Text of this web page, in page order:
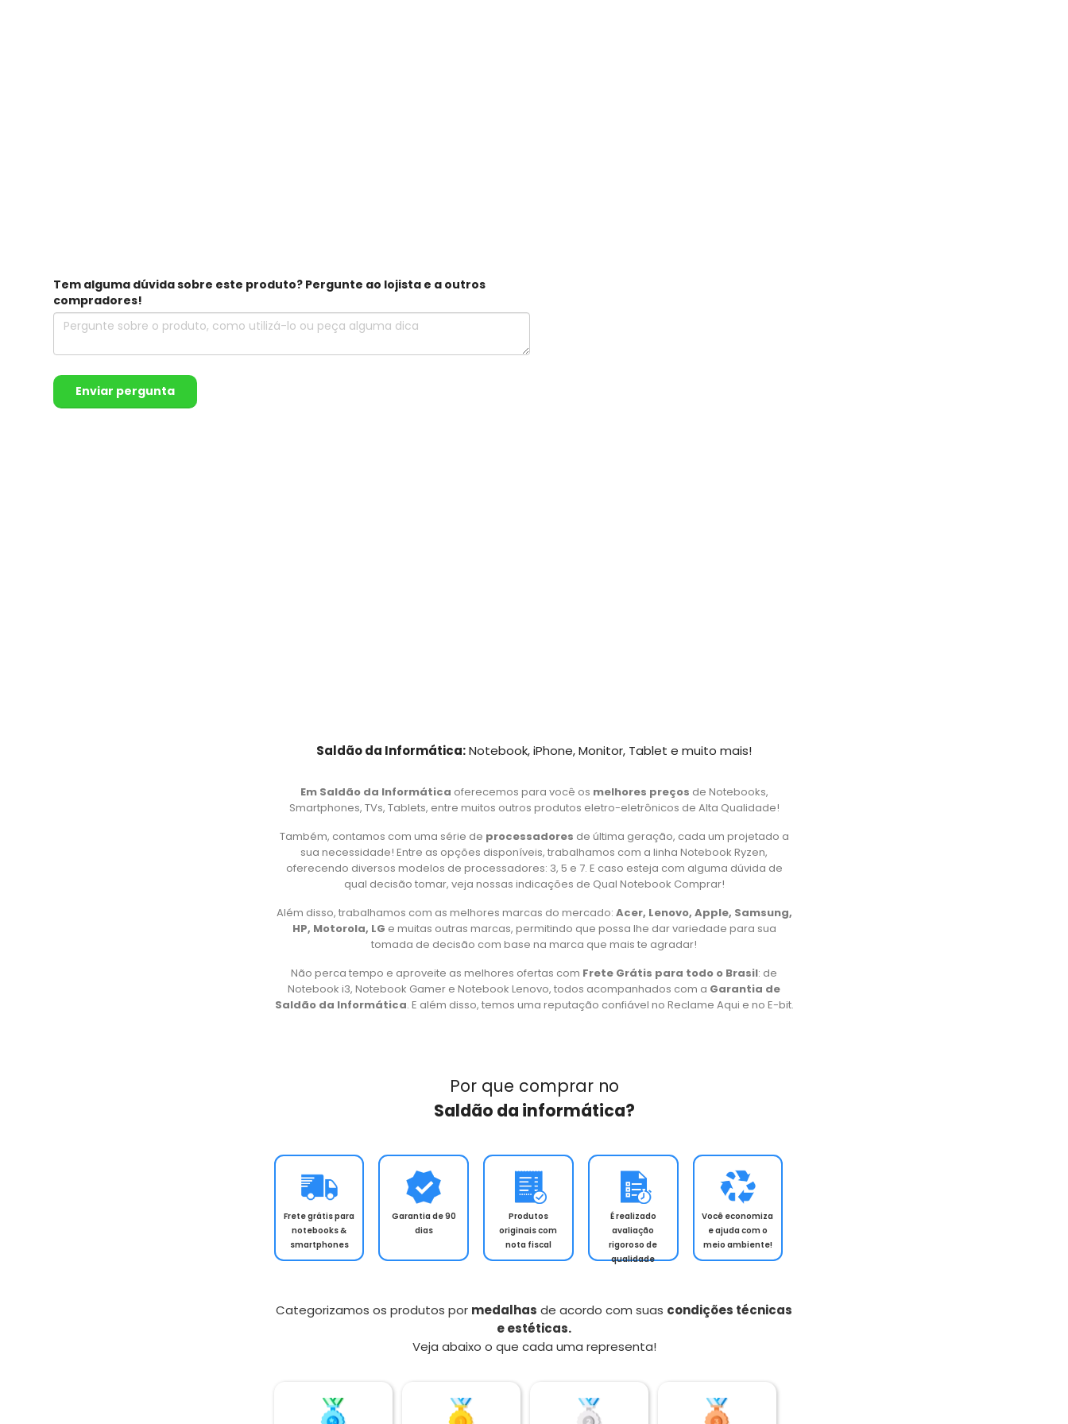
Tem alguma dúvida sobre este produto? Pergunte ao lojista e a outros
compradores!
Enviar pergunta
Saldão da Informática:Notebook, iPhone, Monitor, Tablet e muito mais!
Em Saldão da Informática oferecemos para você os melhores preços de Notebooks,
Smartphones, TVs, Tablets, entre muitos outros produtos eletro-eletrônicos de Alta Qualidade!
Também, contamos com uma série de processadores de última geração, cada um projetado a
sua necessidade! Entre as opções disponíveis, trabalhamos com a linha Notebook Ryzen,
oferecendo diversos modelos de processadores: 3, 5 e 7. E caso esteja com alguma dúvida de
qual decisão tomar, veja nossas indicações de Qual Notebook Comprar!
Além disso, trabalhamos com as melhores marcas do mercado: Acer, Lenovo, Apple, Samsung,
HP, Motorola, LG e muitas outras marcas, permitindo que possa lhe dar variedade para sua
tomada de decisão com base na marca que mais te agradar!
Não perca tempo e aproveite as melhores ofertas com Frete Grátis para todo o Brasil: de
Notebook i3, Notebook Gamer e Notebook Lenovo, todos acompanhados com a Garantia de
Saldão da Informática. E além disso, temos uma reputação confiável no Reclame Aqui e no E-bit.
Por que comprar no
Saldão da informática?
Frete grátis para
notebooks &
smartphones
Garantia de 90
dias
Produtos
originais com
nota fiscal
É realizado
avaliação
rigoroso de
qualidade
Você economiza
e ajuda com o
meio ambiente!
Categorizamos os produtos por medalhas de acordo com suas condições técnicas
e estéticas.
Veja abaixo o que cada uma representa!